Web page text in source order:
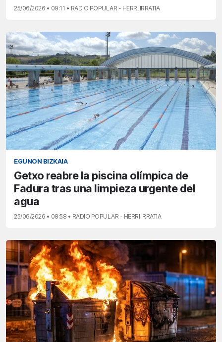
25/06/2026 • 09:11 • RADIO POPULAR - HERRI IRRATIA
EGUNON BIZKAIA
Getxo reabre la piscina olímpica de
Fadura tras una limpieza urgente del
agua
25/06/2026 • 08:58 • RADIO POPULAR - HERRI IRRATIA